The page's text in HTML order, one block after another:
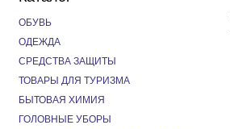
ОБУВЬ
ОДЕЖДА
СРЕДСТВА ЗАЩИТЫ
ТОВАРЫ ДЛЯ ТУРИЗМА
БЫТОВАЯ ХИМИЯ
ГОЛОВНЫЕ УБОРЫ